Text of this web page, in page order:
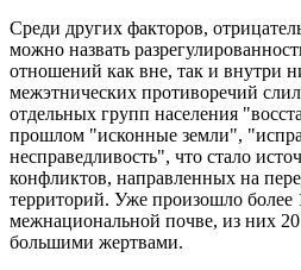
Среди других факторов,
можно назвать
отношений как вне, так и внутри
межэтнических противоречий
отдельных групп населения
прошлом "исконные земли",
несправедливость", что стало
конфликтов, направленных на
территорий. Уже произошло более
межнациональной почве, из них
большими жертвами.